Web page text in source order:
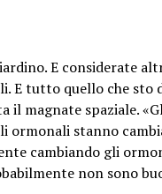
E considerate
E tutto quello che sto
il magnate spaziale.
ormonali stanno
cambiando gli
non sono